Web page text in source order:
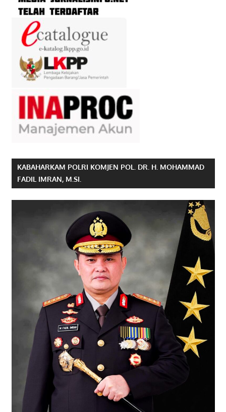
KABAHARKAM POLRI KOMJEN POL. DR. H. MOHAMMAD
FADIL IMRAN, M.SI.